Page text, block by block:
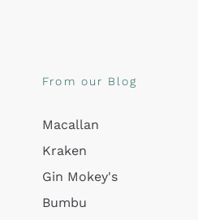
From our Blog
Macallan
Kraken
Gin Mokey's
Bumbu